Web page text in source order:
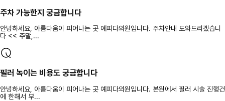
주차 가능한지 궁금합니다
안녕하세요, 아름다움이 피어나는 곳 예피다의원입니다. 주차안내 도와드리겠습니
다 << 주말,...
필러 녹이는 비용도 궁금합니다
안녕하세요, 아름다움이 피어나는 곳 예피다의원입니다. 본원에서 필러 시술 진행건
에 한해서 부...